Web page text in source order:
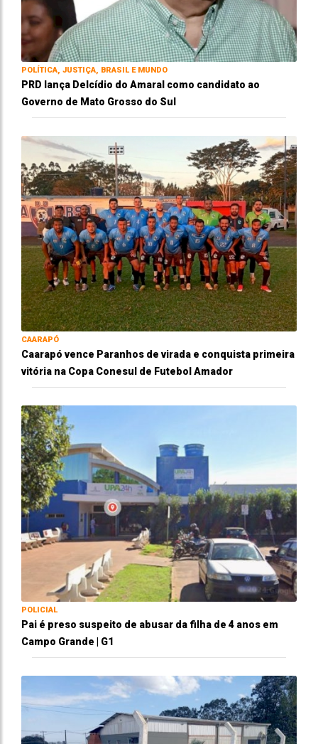
POLÍTICA, JUSTIÇA, BRASIL E MUNDO
PRD lança Delcídio do Amaral como candidato ao
Governo de Mato Grosso do Sul
CAARAPÓ
Caarapó vence Paranhos de virada e conquista primeira
vitória na Copa Conesul de Futebol Amador
POLICIAL
Pai é preso suspeito de abusar da filha de 4 anos em
Campo Grande | G1